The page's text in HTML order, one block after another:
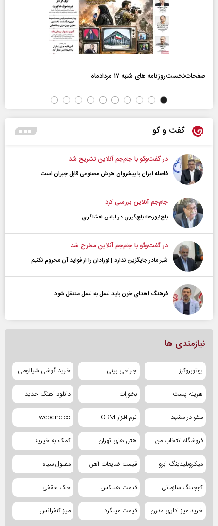
صفحات‌نخست‌روزنامه ها‌ی شنبه ۱۷ مردادماه
گفت و گو
در گفت‌و‌گو با جام‌جم آنلاین تشریح شد
فاصله ایران با پیشرو‌ان هوش مصنوعی قابل جبران است
جام‌جم آنلاین بررسی کرد
باج‌نیوزها؛ باج‌گیری در لباس افشاگری
در گفت‌و‌گو با جام‌جم آنلاین مطرح شد
شیر مادر جایگزین ندارد | نوزادان را از فواید آن محروم نکنیم
فرهنگ اهدای خون باید نسل به نسل منتقل شود
نیازمندی ها
یوتوبروکرز جراحی بینی خرید گوشی شیائومی
هزینه پست بخورات دانلود آهنگ جدید
سئو در مشهد نرم افزار CRM webone.co
فروشگاه انتخاب من هتل های تهران کمک به خیریه
میکروبلیدینگ ابرو قیمت ضایعات آهن مفتول سیاه
کوچینگ سازمانی قیمت هبلکس جک سقفی
خرید میز اداری مدرن قیمت میلگرد میز کنفرانس